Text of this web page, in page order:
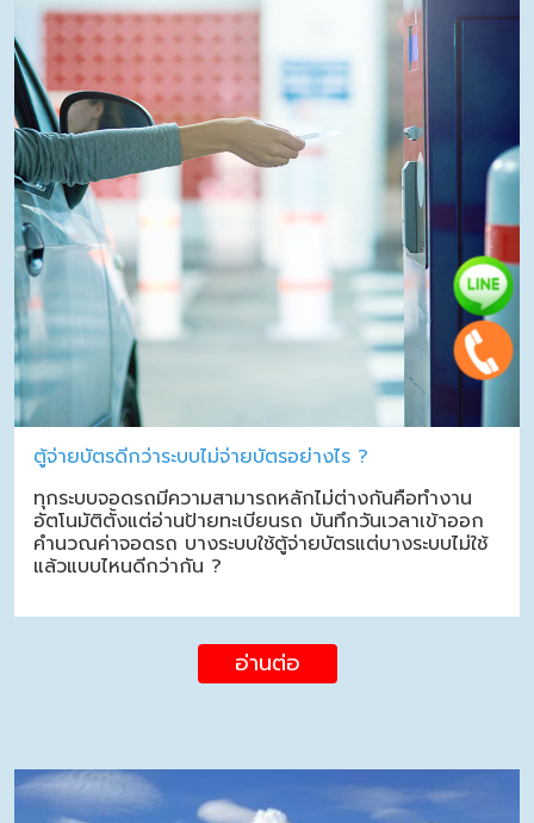
ตู้จ่ายบัตรดีกว่าระบบไม่จ่ายบัตรอย่างไร ?
ทุกระบบจอดรถมีความสามารถหลักไม่ต่างกันคือทำงาน
อัตโนมัติตั้งแต่อ่านป้ายทะเบียนรถ บันทึกวันเวลาเข้าออก
คำนวณค่าจอดรถ บางระบบใช้ตู้จ่ายบัตรแต่บางระบบไม่ใช้
แล้วแบบไหนดีกว่ากัน ?
อ่านต่อ